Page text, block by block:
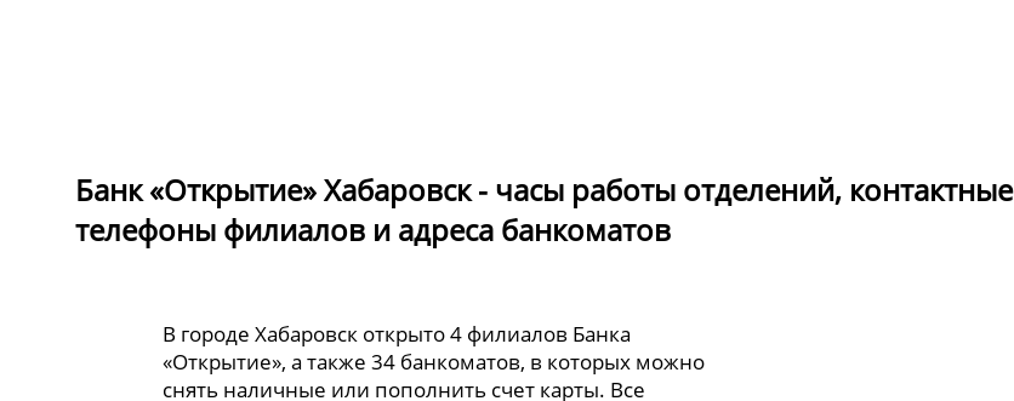
Банк «Открытие» Хабаровск - часы работы отделений, контактные
телефоны филиалов и адреса банкоматов
В городе Хабаровск открыто 4 филиалов Банка
«Открытие», а также 34 банкоматов, в которых можно
снять наличные или пополнить счет карты. Все